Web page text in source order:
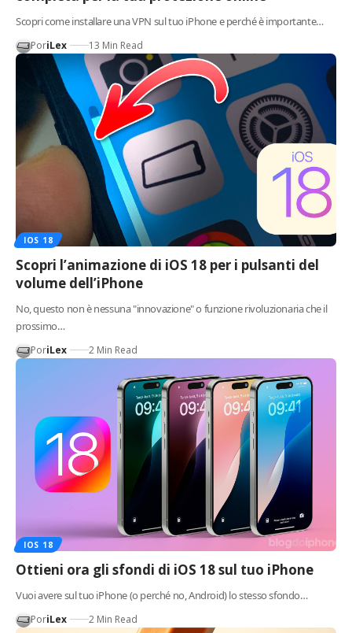
Scopri come installare una VPN sul tuo iPhone e perché è importante…
PoriLex 13 Min Read
IOS 18
Scopri l’animazione di iOS 18 per i pulsanti del
volume dell’iPhone
No, questo non è nessuna "innovazione" o funzione rivoluzionaria che il
prossimo…
PoriLex 2 Min Read
IOS 18
Ottieni ora gli sfondi di iOS 18 sul tuo iPhone
Vuoi avere sul tuo iPhone (o perché no, Android) lo stesso sfondo…
PoriLex 2 Min Read